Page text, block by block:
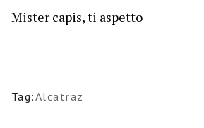
Mister capis, ti aspetto
Tag:Alcatraz